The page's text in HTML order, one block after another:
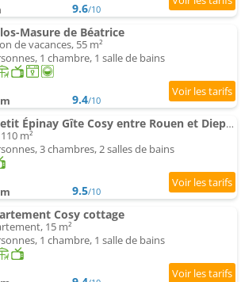
9.6/10
Masure de Béatrice
de vacances, 55 m²
1 chambre, 1 salle de bains
9.4/10
Le Petit Épinay Gîte Cosy entre Rouen et Dieppe
m²
3 chambres, 2 salles de bains
9.5/10
Cosy cottage
15 m²
1 chambre, 1 salle de bains